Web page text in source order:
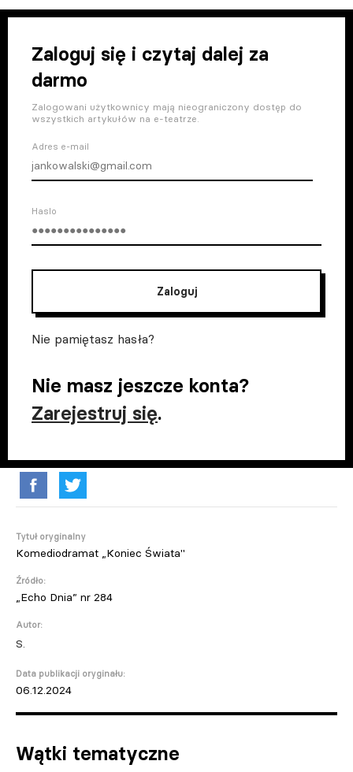
Zaloguj się i czytaj dalej za
darmo
Zalogowani użytkownicy mają nieograniczony dostęp do
wszystkich artykułów na e-teatrze.
Adres e-mail
Haslo
Zaloguj
Nie pamiętasz hasła?
Nie masz jeszcze konta?
Zarejestruj się.
Tytuł oryginalny
Komediodramat „Koniec Świata"
Źródło:
„Echo Dnia” nr 284
Autor:
S.
Data publikacji oryginału:
06.12.2024
Wątki tematyczne